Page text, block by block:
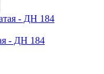
- ДН 184